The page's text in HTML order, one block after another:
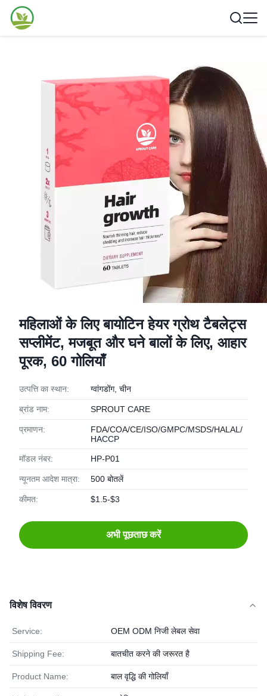
महिलाओं के लिए बायोटिन हेयर ग्रोथ टैबलेट्स
सप्लीमेंट, मजबूत और घने बालों के लिए, आहार
पूरक, 60 गोलियाँ
उत्पत्ति का स्थान: ग्वांगडोंग, चीन
ब्रांड नाम: SPROUT CARE
प्रमाणन:
FDA/COA/CE/ISO/GMPC/MSDS/HALAL/
HACCP
मॉडल नंबर: HP-P01
न्यूनतम आदेश मात्रा: 500 बोतलें
कीमत: $1.5-$3
अभी पूछताछ करें
विशेष विवरण
Service: OEM ODM निजी लेबल सेवा
Shipping Fee: बातचीत करने की जरूरत है
Product Name: बाल वृद्धि की गोलियाँ